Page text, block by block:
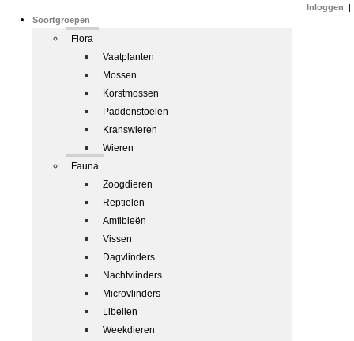
Soortgroepen
Flora
Vaatplanten
Mossen
Korstmossen
Paddenstoelen
Kranswieren
Wieren
Fauna
Zoogdieren
Reptielen
Amfibieën
Vissen
Dagvlinders
Nachtvlinders
Microvlinders
Libellen
Weekdieren
Inloggen |